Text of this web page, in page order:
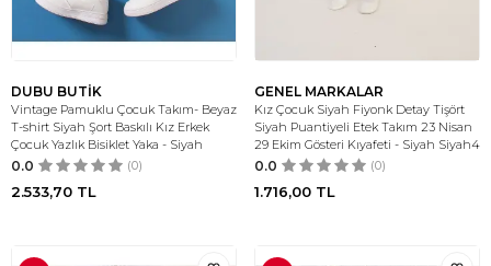
DUBU BUTİK
Vintage Pamuklu Çocuk Takım- Beyaz
T-shirt Siyah Şort Baskılı Kız Erkek
Çocuk Yazlık Bisiklet Yaka - Siyah
0.0 (0)
2.533,70 TL
GENEL MARKALAR
Kız Çocuk Siyah Fiyonk Detay Tişört
Siyah Puantiyeli Etek Takım 23 Nisan
29 Ekim Gösteri Kıyafeti - Siyah Siyah4
0.0 (0)
1.716,00 TL